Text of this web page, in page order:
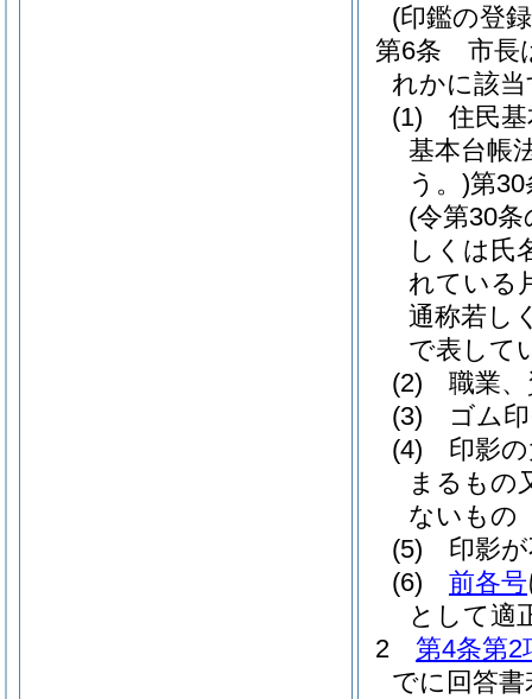
(印鑑の登
第6条
市長
れかに該
(1)
住民
基本台帳
う。)第
(令第30
しくは氏
れている
通称若し
で表して
(2)
職業
(3)
ゴム
(4)
印影
まるもの
ないもの
(5)
印影
(6)
前各号
として適
2
第4条第2
でに回答